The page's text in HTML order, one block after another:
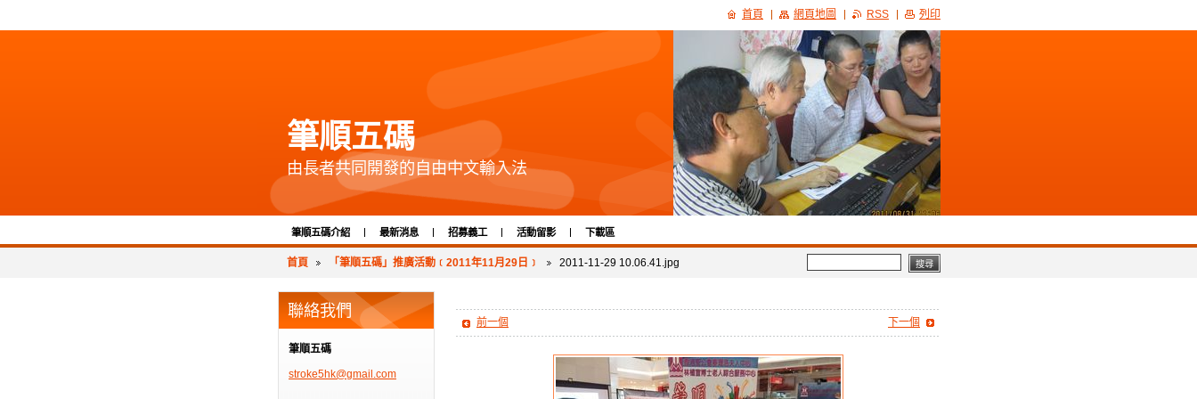
筆順五碼
由長者共同開發的自由中文輸入法
筆順五碼介紹 最新消息 招募義工 活動留影 下載區
首頁 「筆順五碼」推廣活動﹝2011年11月29日﹞ 2011-11-29 10.06.41.jpg
前一個 下一個
聯絡我們
筆順五碼
stroke5hk@gmail.com
首頁 網頁地圖 RSS 列印